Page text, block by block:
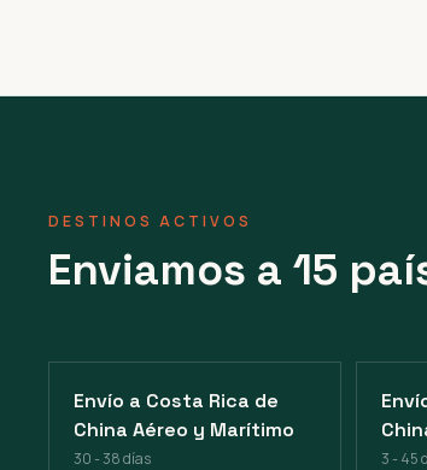
DESTINOS ACTIVOS
Enviamos a 15
Envío a Costa Rica de
China Aéreo y Marítimo
30 - 38 días 3 - 45